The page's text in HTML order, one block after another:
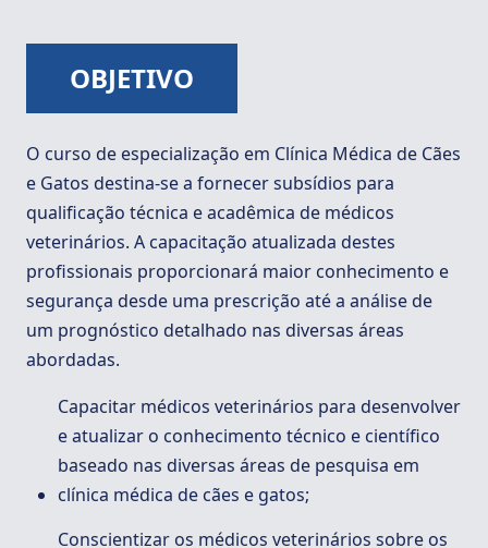
OBJETIVO
O curso de especialização em Clínica Médica de Cães
e Gatos destina-se a fornecer subsídios para
qualificação técnica e acadêmica de médicos
veterinários. A capacitação atualizada destes
profissionais proporcionará maior conhecimento e
segurança desde uma prescrição até a análise de
um prognóstico detalhado nas diversas áreas
abordadas.
Capacitar médicos veterinários para desenvolver
e atualizar o conhecimento técnico e científico
baseado nas diversas áreas de pesquisa em
clínica médica de cães e gatos;
Conscientizar os médicos veterinários sobre os